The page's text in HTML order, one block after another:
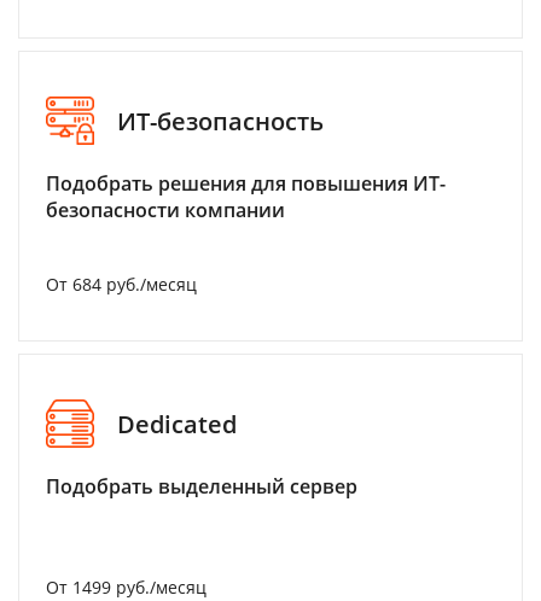
ИТ-безопасность
Подобрать решения для повышения ИТ-
безопасности компании
От 684 руб./месяц
Dedicated
Подобрать выделенный сервер
От 1499 руб./месяц